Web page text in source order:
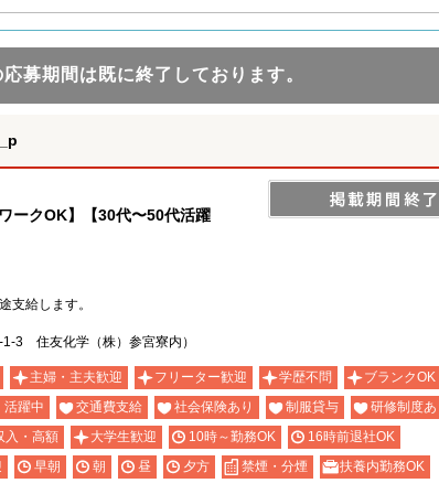
募期間は既に終了しております。
ークOK】【30代〜50代活躍
支給します。
3 住友化学（株）参宮寮内）
主婦・主夫歓迎 フリーター歓迎 学歴不問
ブランクOK
活躍中 交通費支給 社会保険あり 制服貸与
研修制度
入・高額 大学生歓迎 10時～勤務OK
16時前退社OK
早朝 朝 昼 夕方 禁煙・分煙
扶養内勤務OK